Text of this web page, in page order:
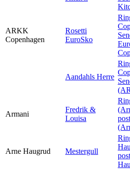
ARKK
Copenhagen
Rosetti
EuroSko
Aandahls Herre
Armani
Fredrik &
Louisa
post
Arne Haugrud Mestergull
post